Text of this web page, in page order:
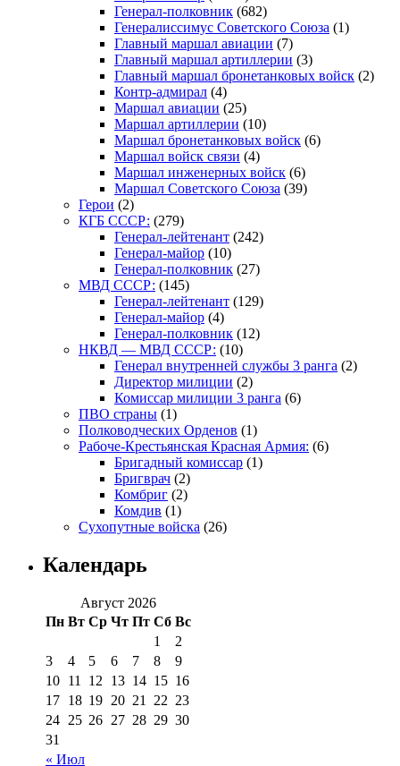
Генерал-полковник (682)
Генералиссимус Советского Союза (1)
Главный маршал авиации (7)
Главный маршал артиллерии (3)
Главный маршал бронетанковых войск (2)
Контр-адмирал (4)
Маршал авиации (25)
Маршал артиллерии (10)
Маршал бронетанковых войск (6)
Маршал войск связи (4)
Маршал инженерных войск (6)
Маршал Советского Союза (39)
Герои (2)
КГБ СССР: (279)
Генерал-лейтенант (242)
Генерал-майор (10)
Генерал-полковник (27)
МВД СССР: (145)
Генерал-лейтенант (129)
Генерал-майор (4)
Генерал-полковник (12)
НКВД — МВД СССР: (10)
Генерал внутренней службы 3 ранга (2)
Директор милиции (2)
Комиссар милиции 3 ранга (6)
ПВО страны (1)
Полководческих Орденов (1)
Рабоче-Крестьянская Красная Армия: (6)
Бригадный комиссар (1)
Бригврач (2)
Комбриг (2)
Комдив (1)
Сухопутные войска (26)
Календарь
Август 2026
Пн Вт Ср Чт Пт Сб Вс
« Июл
1
2
3
4 5 6 7 8
9
10 11 12 13 14 15 16
17 18 19 20 21 22 23
24 25 26 27 28 29 30
31